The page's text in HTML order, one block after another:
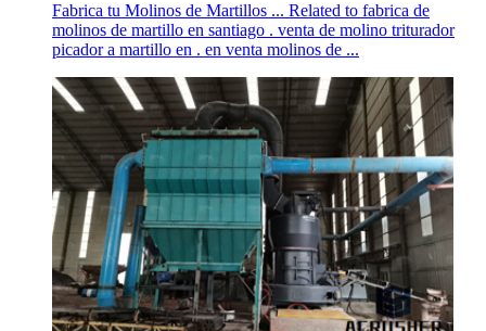
Fabrica tu Molinos de Martillos ... Related to fabrica de
molinos de martillo en santiago . venta de molino triturador
picador a martillo en . en venta molinos de ...